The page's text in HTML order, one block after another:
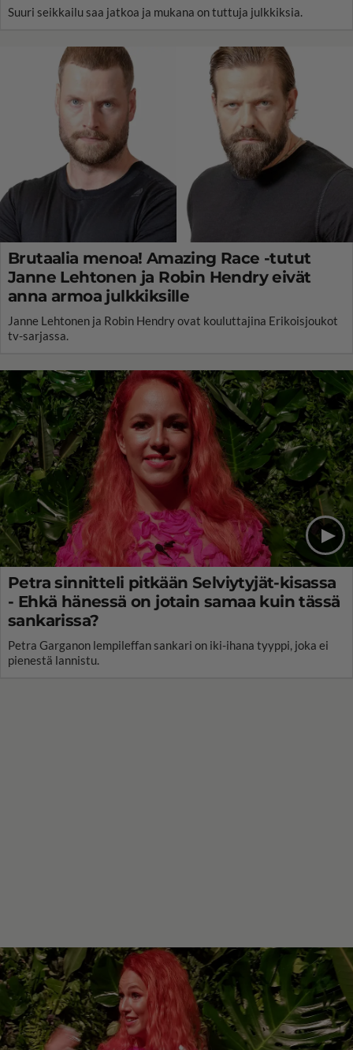
Suuri seikkailu saa jatkoa ja mukana on tuttuja julkkiksia.
Brutaalia menoa! Amazing Race -tutut
Janne Lehtonen ja Robin Hendry eivät
anna armoa julkkiksille
Janne Lehtonen ja Robin Hendry ovat kouluttajina Erikoisjoukot
tv-sarjassa.
Petra sinnitteli pitkään Selviytyjät-kisassa
- Ehkä hänessä on jotain samaa kuin tässä
sankarissa?
Petra Garganon lempileffan sankari on iki-ihana tyyppi, joka ei
pienestä lannistu.